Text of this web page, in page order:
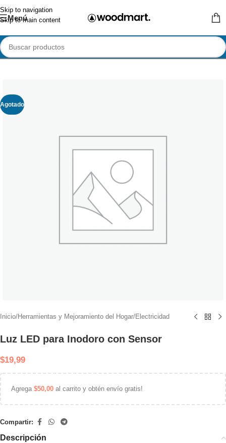
Skip to navigation
Skip to main content
Menú
Agotado
Inicio/Herramientas y Mejoramiento del Hogar/Electricidad
Luz LED para Inodoro con Sensor
$19,99
Agrega $50,00 al carrito y obtén envío gratis!
Compartir:
Descripción